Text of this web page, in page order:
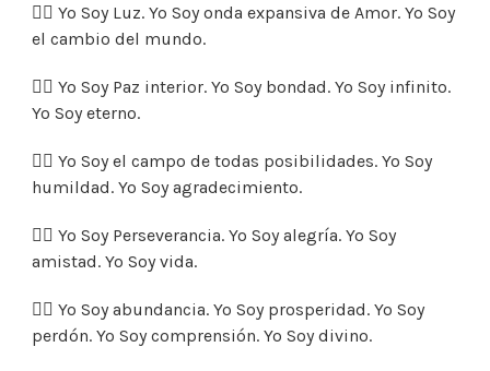
👉🏼 Yo Soy Luz. Yo Soy onda expansiva de Amor. Yo Soy
el cambio del mundo.
👉🏼 Yo Soy Paz interior. Yo Soy bondad. Yo Soy infinito.
Yo Soy eterno.
👉🏼 Yo Soy el campo de todas posibilidades. Yo Soy
humildad. Yo Soy agradecimiento.
👉🏼 Yo Soy Perseverancia. Yo Soy alegría. Yo Soy
amistad. Yo Soy vida.
👉🏼 Yo Soy abundancia. Yo Soy prosperidad. Yo Soy
perdón. Yo Soy comprensión. Yo Soy divino.